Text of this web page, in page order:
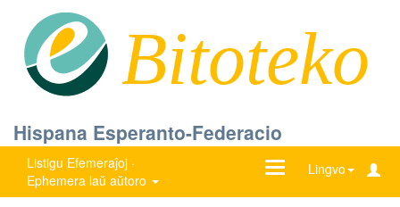
Bitoteko
Hispana Esperanto-Federacio
Listigu Efemeraĵoj ·
Ephemera laŭ aŭtoro
Lingvo
Ŝanĝu